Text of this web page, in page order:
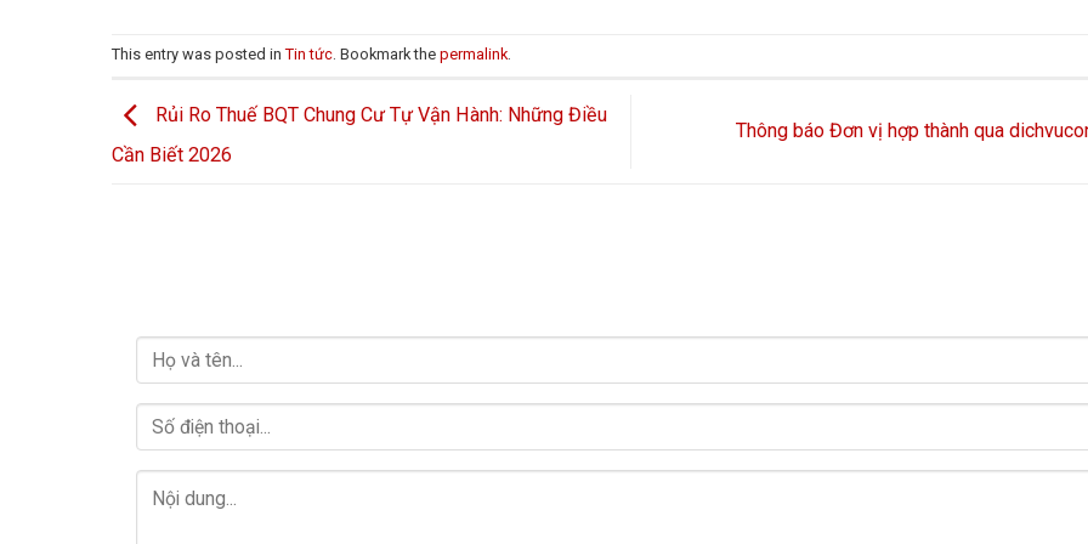
This entry was posted inTin tức. Bookmark the permalink.
Rủi Ro Thuế BQT Chung Cư Tự Vận Hành: Những Điều
Cần Biết 2026
Thông báo Đơn vị hợp thành qua